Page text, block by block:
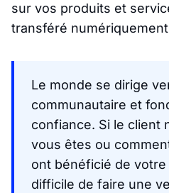
sur vos produits et
transféré
Le monde se dirige
communautaire et
confiance. Si le client
vous êtes ou
ont bénéficié de
difficile de faire une